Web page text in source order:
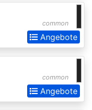
common
Angebote
common
Angebote